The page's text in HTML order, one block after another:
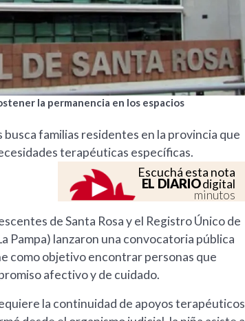
la permanencia en los espacios
familias residentes en la provincia que
terapéuticas específicas.
Escuchá esta nota
EL DIARIOdigital
minutos
de Santa Rosa y el Registro Único de
Pampa) lanzaron una convocatoria pública
como objetivo encontrar personas que
afectivo y de cuidado.
la continuidad de apoyos terapéuticos